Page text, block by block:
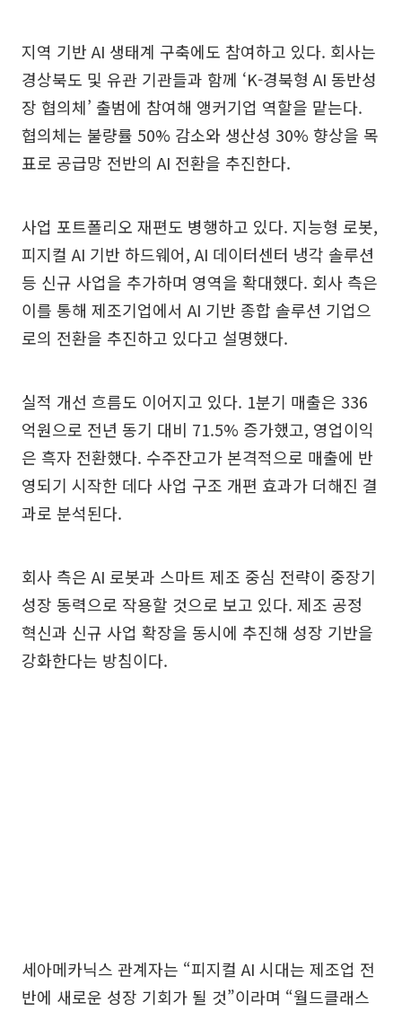
지역 기반 AI 생태계 구축에도 참여하고 있다. 회사는
경상북도 및 유관 기관들과 함께 ‘K-경북형 AI 동반성
장 협의체’ 출범에 참여해 앵커기업 역할을 맡는다.
협의체는 불량률 50% 감소와 생산성 30% 향상을 목
표로 공급망 전반의 AI 전환을 추진한다.
사업 포트폴리오 재편도 병행하고 있다. 지능형 로봇,
피지컬 AI 기반 하드웨어, AI 데이터센터 냉각 솔루션
등 신규 사업을 추가하며 영역을 확대했다. 회사 측은
이를 통해 제조기업에서 AI 기반 종합 솔루션 기업으
로의 전환을 추진하고 있다고 설명했다.
실적 개선 흐름도 이어지고 있다. 1분기 매출은 336
억원으로 전년 동기 대비 71.5% 증가했고, 영업이익
은 흑자 전환했다. 수주잔고가 본격적으로 매출에 반
영되기 시작한 데다 사업 구조 개편 효과가 더해진 결
과로 분석된다.
회사 측은 AI 로봇과 스마트 제조 중심 전략이 중장기
성장 동력으로 작용할 것으로 보고 있다. 제조 공정
혁신과 신규 사업 확장을 동시에 추진해 성장 기반을
강화한다는 방침이다.
세아메카닉스 관계자는 “피지컬 AI 시대는 제조업 전
반에 새로운 성장 기회가 될 것”이라며 “월드클래스